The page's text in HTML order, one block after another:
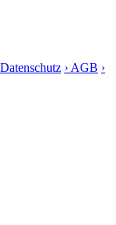
Datenschutz › AGB ›